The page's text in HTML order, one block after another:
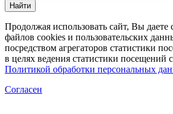
Найти
Продолжая использовать сайт, Вы даете
файлов cookies и пользовательских
посредством агрегаторов статистики
в целях ведения статистики посещений
Политикой обработки персональных
Согласен